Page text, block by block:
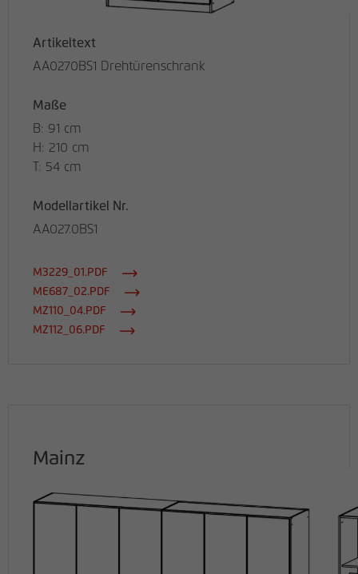
Artikeltext
AA0270BS1 Drehtürenschrank
Maße
B: 91 cm
H: 210 cm
T: 54 cm
Modellartikel Nr.
AA027.0BS1
M3229_01.PDF
ME687_02.PDF
MZ110_04.PDF
MZ112_06.PDF
Mainz